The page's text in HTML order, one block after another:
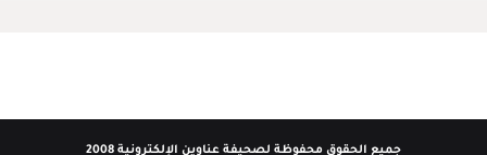
جميع الحقوق محفوظة لصحيفة عناوين الإلكترونية 2008